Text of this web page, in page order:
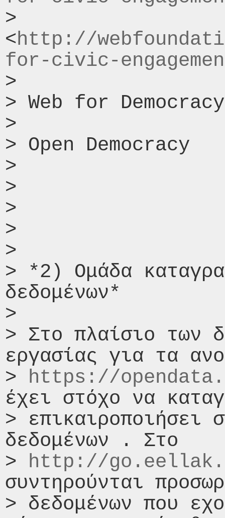
>
<http://
for-civic-
>
> Web for Democracy
>
> Open Democracy
>
>
>
>
>
> *2) Ομάδα
δεδομένων*
>
> Στο πλαίσιο των
εργασίας για τα
> https://
έχει στόχο να
> επικαιροποιήσει
δεδομένων . Στο
> http://
συντηρούνται
> δεδομένων που